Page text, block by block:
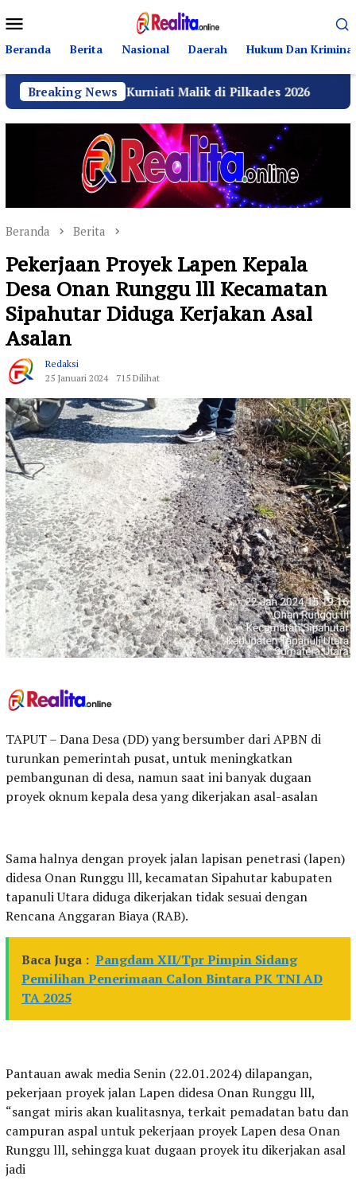
ke
kontenMobile
Beranda Berita Nasional Daerah Hukum Dan Kriminal
Breaking News
Desi Kurniati Malik di Pilkades 2026 GRIB Jaya
Beranda Berita
Pekerjaan Proyek Lapen Kepala
Desa Onan Runggu lll Kecamatan
Sipahutar Diduga Kerjakan Asal
Asalan
Redaksi
25 Januari 2024
715 Dilihat
TAPUT – Dana Desa (DD) yang bersumber dari APBN di
turunkan pemerintah pusat, untuk meningkatkan
pembangunan di desa, namun saat ini banyak dugaan
proyek oknum kepala desa yang dikerjakan asal-asalan
Sama halnya dengan proyek jalan lapisan penetrasi (lapen)
didesa Onan Runggu lll, kecamatan Sipahutar kabupaten
tapanuli Utara diduga dikerjakan tidak sesuai dengan
Rencana Anggaran Biaya (RAB).
Baca Juga : Pangdam XII/Tpr Pimpin Sidang
Pemilihan Penerimaan Calon Bintara PK TNI AD
TA 2025
Pantauan awak media Senin (22.01.2024) dilapangan,
pekerjaan proyek jalan Lapen didesa Onan Runggu lll,
“sangat miris akan kualitasnya, terkait pemadatan batu dan
campuran aspal untuk pekerjaan proyek Lapen desa Onan
Runggu lll, sehingga kuat dugaan proyek itu dikerjakan asal
jadi